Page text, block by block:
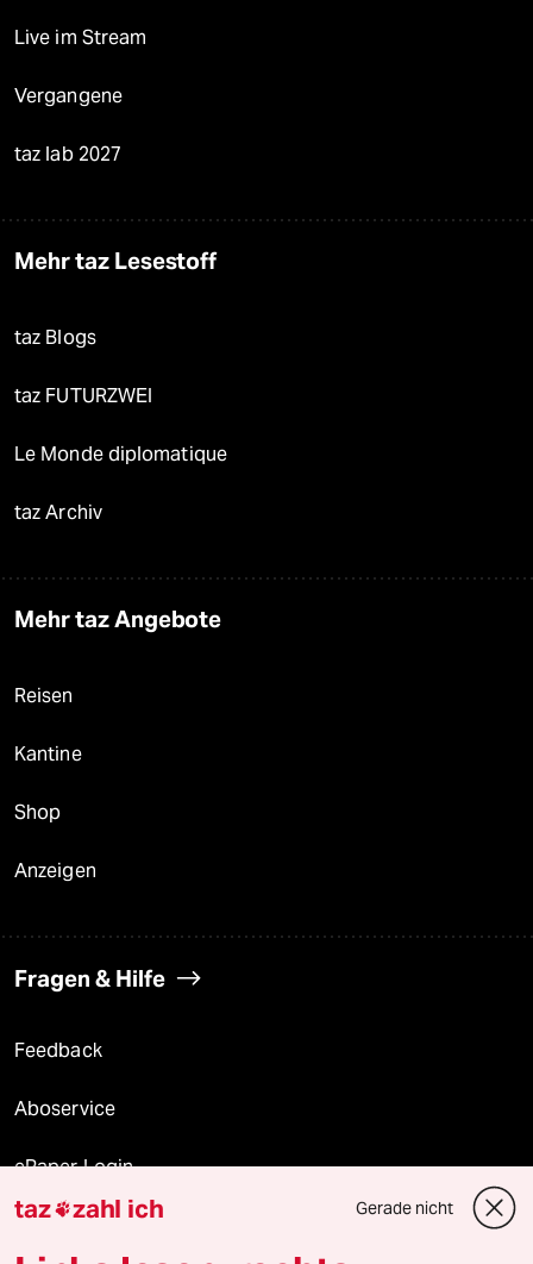
Live im Stream
Vergangene
taz lab 2027
Mehr taz Lesestoff
taz Blogs
taz FUTURZWEI
Le Monde diplomatique
taz Archiv
Mehr taz Angebote
Reisen
Kantine
Shop
Anzeigen
Fragen & Hilfe
Feedback
Aboservice
ePaper Login
Downloads für Abonnierende
taz zahl ich Gerade nicht